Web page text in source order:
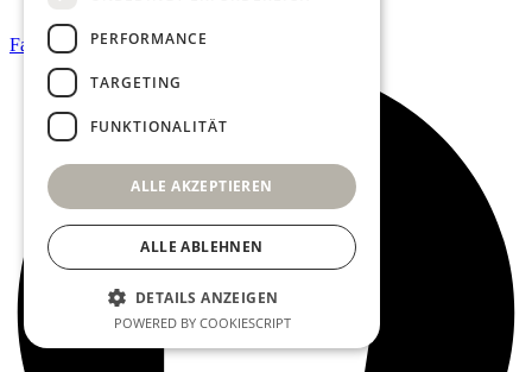
KONTAKT
Facebook
PERFORMANCE
TARGETING
FUNKTIONALITÄT
ALLE AKZEPTIEREN
ALLE ABLEHNEN
DETAILS ANZEIGEN
POWERED BY COOKIESCRIPT